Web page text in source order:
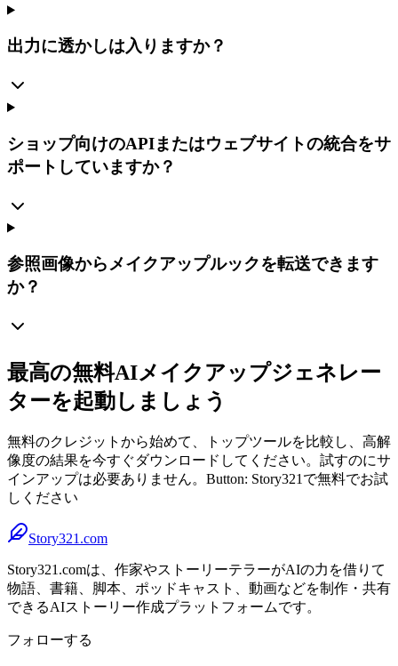
出力に透かしは入りますか？
ショップ向けのAPIまたはウェブサイトの統合をサ
ポートしていますか？
参照画像からメイクアップルックを転送できます
か？
最高の無料AIメイクアップジェネレー
ターを起動しましょう
無料のクレジットから始めて、トップツールを比較し、高解
像度の結果を今すぐダウンロードしてください。試すのにサ
インアップは必要ありません。Button: Story321で無料でお試
しください
Story321.com
Story321.comは、作家やストーリーテラーがAIの力を借りて
物語、書籍、脚本、ポッドキャスト、動画などを制作・共有
できるAIストーリー作成プラットフォームです。
フォローする